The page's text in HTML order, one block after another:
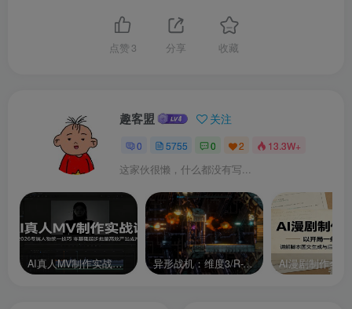
点赞 3 分享 收藏
趣客盟 关注
0 5755 0 2 13.3W+
这家伙很懒，什么都没有写...
AI真人MV制作实战课：2026专属人物统一技巧，零基础起步批量高效产出成片 异形战机：维度3/R-Type Dimensions III